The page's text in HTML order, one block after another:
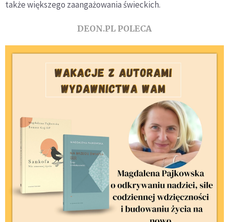
także większego zaangażowania świeckich.
DEON.PL POLECA